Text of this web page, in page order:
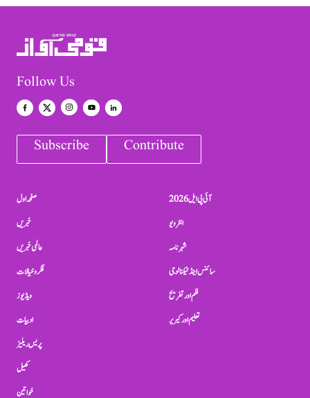
Follow Us
Subscribe Contribute
صفحہ اول
خبریں
عالمی خبریں
فکر و خیالات
ویڈیوز
ادبیات
پریس ریلیز
کھیل
خواتین
آئی پی ایل 2026
انٹرویو
شہرنامہ
سائنس اینڈ ٹیکنالوجی
فلم اور تفریح
تعلیم اور کیریر